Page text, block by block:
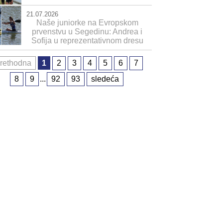
21.07.2026
Naše juniorke na Evropskom
prvenstvu u Segedinu: Andrea i
Sofija u reprezentativnom dresu
1 2 3 4 5 6
7
8
9 ... 92 93 sledeća